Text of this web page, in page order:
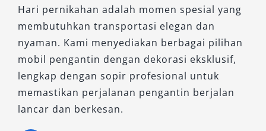
perjalanan.
5. Pahami Syarat dan Ketentuan
Sewa dengan Jelas
Setiap penyedia tempat rental mobil di
Jombang memiliki aturan berbeda. Pastikan
Hari pernikahan adalah momen spesial yang
membutuhkan transportasi elegan dan
nyaman. Kami menyediakan berbagai pilihan
mobil pengantin dengan dekorasi eksklusif,
lengkap dengan sopir profesional untuk
memastikan perjalanan pengantin berjalan
lancar dan berkesan.